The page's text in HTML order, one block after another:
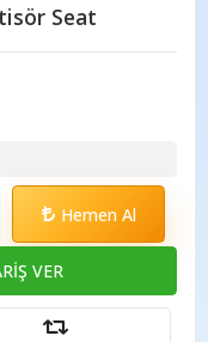
Seat
Hemen Al
VER